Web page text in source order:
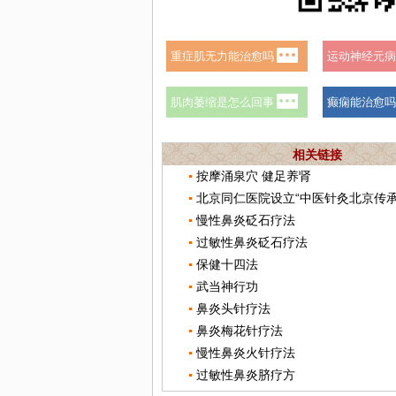
相关链接
按摩涌泉穴 健足养肾
北京同仁医院设立“中医针灸北京传
慢性鼻炎砭石疗法
过敏性鼻炎砭石疗法
保健十四法
武当神行功
鼻炎头针疗法
鼻炎梅花针疗法
慢性鼻炎火针疗法
过敏性鼻炎脐疗方